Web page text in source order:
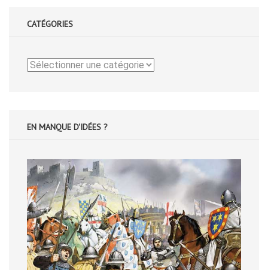
CATÉGORIES
Catégories
EN MANQUE D'IDÉES ?